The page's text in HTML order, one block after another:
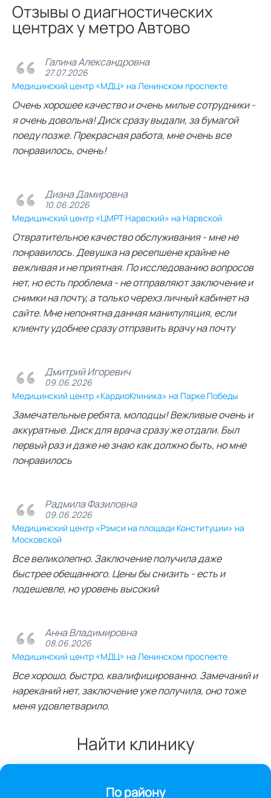
Отзывы о диагностических
центрах у метро Автово
Галина Александровна
27.07.2026
Медицинский центр «МДЦ» на Ленинском проспекте
Очень хорошее качество и очень милые сотрудники -
я очень довольна! Диск сразу выдали, за бумагой
поеду позже. Прекрасная работа, мне очень все
понравилось, очень!
Диана Дамировна
10.06.2026
Медицинский центр «ЦМРТ Нарвский» на Нарвской
Отвратительное качество обслуживания - мне не
понравилось. Девушка на ресепшене крайне не
вежливая и не приятная. По исследованию вопросов
нет, но есть проблема - не отправляют заключение и
снимки на почту, а только черехз личный кабинет на
сайте. Мне непонятна данная манипуляция, если
клиенту удобнее сразу отправить врачу на почту
Дмитрий Игоревич
09.06.2026
Медицинский центр «КардиоКлиника» на Парке Победы
Замечательные ребята, молодцы! Вежливые очень и
аккуратные. Диск для врача сразу же отдали. Был
первый раз и даже не знаю как должно быть, но мне
понравилось
Радмила Фазиловна
09.06.2026
Медицинский центр «Рэмси на площади Конституции» на
Московской
Все великолепно. Заключение получила даже
быстрее обещанного. Цены бы снизить - есть и
подешевле, но уровень высокий
Анна Владимировна
08.06.2026
Медицинский центр «МДЦ» на Ленинском проспекте
Все хорошо, быстро, квалифицированно. Замечаний и
нареканий нет, заключение уже получила, оно тоже
меня удовлетварило.
Найти клинику
По району